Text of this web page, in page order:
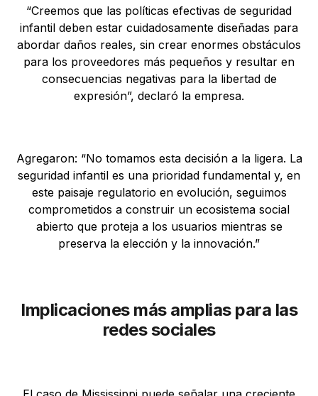
“Creemos que las políticas efectivas de seguridad
infantil deben estar cuidadosamente diseñadas para
abordar daños reales, sin crear enormes obstáculos
para los proveedores más pequeños y resultar en
consecuencias negativas para la libertad de
expresión”, declaró la empresa.
Agregaron: “No tomamos esta decisión a la ligera. La
seguridad infantil es una prioridad fundamental y, en
este paisaje regulatorio en evolución, seguimos
comprometidos a construir un ecosistema social
abierto que proteja a los usuarios mientras se
preserva la elección y la innovación.”
Implicaciones más amplias para las
redes sociales